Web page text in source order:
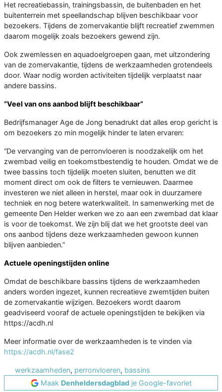
Het recreatiebassin, trainingsbassin, de buitenbaden en het
buitenterrein met speellandschap blijven beschikbaar voor
bezoekers. Tijdens de zomervakantie blijft recreatief zwemmen
daarom mogelijk zoals bezoekers gewend zijn.
Ook zwemlessen en aquadoelgroepen gaan, met uitzondering
van de zomervakantie, tijdens de werkzaamheden grotendeels
door. Waar nodig worden activiteiten tijdelijk verplaatst naar
andere bassins.
“Veel van ons aanbod blijft beschikbaar”
Bedrijfsmanager Age de Jong benadrukt dat alles erop gericht is
om bezoekers zo min mogelijk hinder te laten ervaren:
“De vervanging van de perronvloeren is noodzakelijk om het
zwembad veilig en toekomstbestendig te houden. Omdat we de
twee bassins toch tijdelijk moeten sluiten, benutten we dit
moment direct om ook de filters te vernieuwen. Daarmee
investeren we niet alleen in herstel, maar ook in duurzamere
techniek en nog betere waterkwaliteit. In samenwerking met de
gemeente Den Helder werken we zo aan een zwembad dat klaar
is voor de toekomst. We zijn blij dat we het grootste deel van
ons aanbod tijdens deze werkzaamheden gewoon kunnen
blijven aanbieden.”
Actuele openingstijden online
Omdat de beschikbare bassins tijdens de werkzaamheden
anders worden ingezet, kunnen recreatieve zwemtijden buiten
de zomervakantie wijzigen. Bezoekers wordt daarom
geadviseerd vooraf de actuele openingstijden te bekijken via
https://acdh.nl
Meer informatie over de werkzaamheden is te vinden via
https://acdh.nl/fase2
werkzaamheden, perronvloeren, bassins
Maak Denheldersdagbladje Google-favoriet